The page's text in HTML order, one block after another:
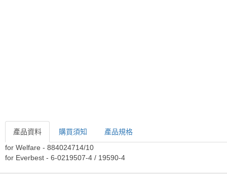
產品資料 購買須知 產品規格
產品資料
for Welfare - 884024714/10
for Everbest - 6-0219507-4 / 19590-4